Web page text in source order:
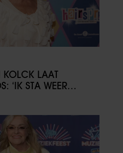
LAAT
‘IK STA WEER